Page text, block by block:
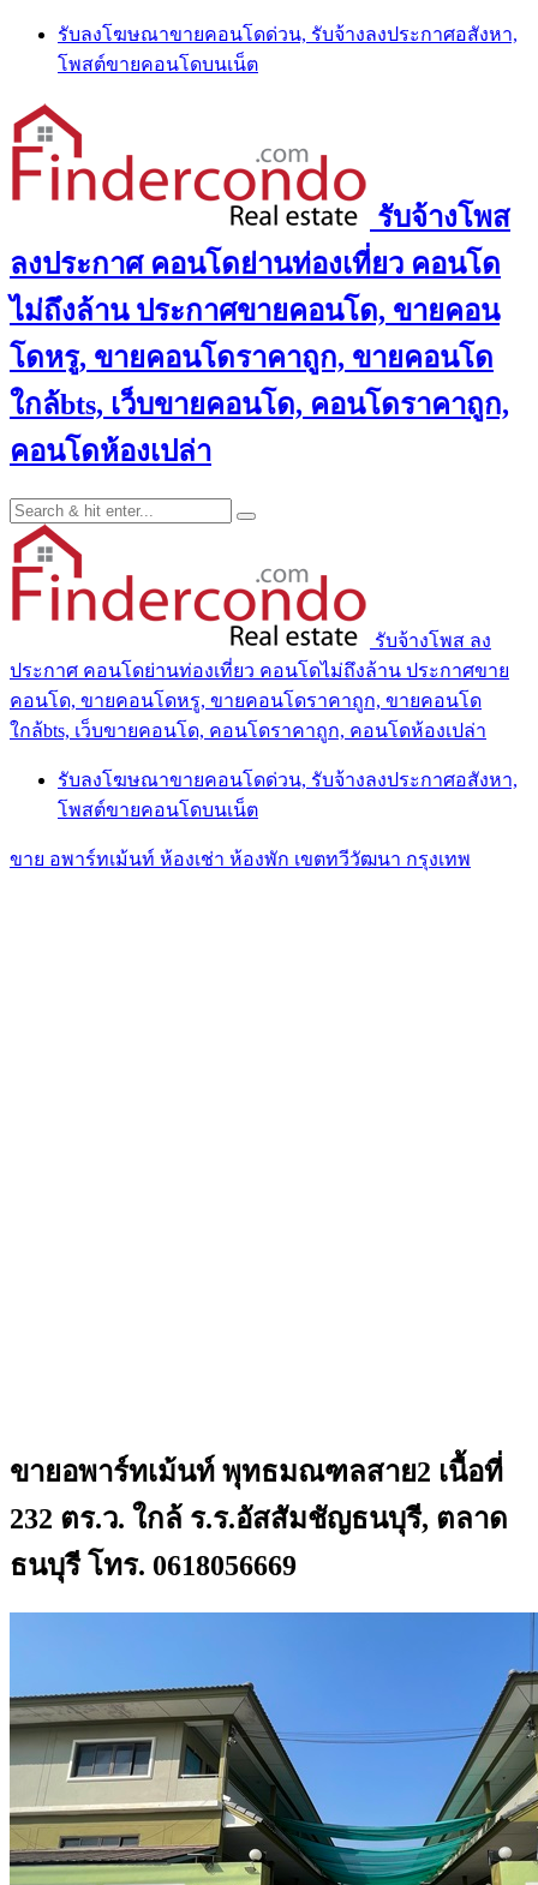
Skip
content
รับลงโฆษณาขายคอนโดด่วน, รับจ้างลงประกาศอสังหา,
โพสต์ขายคอนโดบนเน็ต
รับจ้างโพส
ลงประกาศ คอนโดย่านท่องเที่ยว คอนโด
ไม่ถึงล้าน ประกาศขายคอนโด, ขายคอน
โดหรู, ขายคอนโดราคาถูก, ขายคอนโด
ใกล้bts, เว็บขายคอนโด, คอนโดราคาถูก,
คอนโดห้องเปล่า
รับจ้างโพส ลง
ประกาศ คอนโดย่านท่องเที่ยว คอนโดไม่ถึงล้าน ประกาศขาย
คอนโด, ขายคอนโดหรู, ขายคอนโดราคาถูก, ขายคอนโด
ใกล้bts, เว็บขายคอนโด, คอนโดราคาถูก, คอนโดห้องเปล่า
รับลงโฆษณาขายคอนโดด่วน, รับจ้างลงประกาศอสังหา,
โพสต์ขายคอนโดบนเน็ต
ขาย อพาร์ทเม้นท์ ห้องเช่า ห้องพัก เขตทวีวัฒนา กรุงเทพ
ขายอพาร์ทเม้นท์ พุทธมณฑลสาย2 เนื้อที่
232 ตร.ว. ใกล้ ร.ร.อัสสัมชัญธนบุรี, ตลาด
ธนบุรี โทร. 0618056669